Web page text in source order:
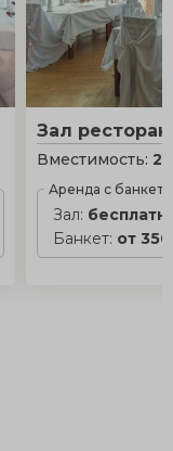
Зал
Вместимость:
Аренда с
Зал:
Банкет: от